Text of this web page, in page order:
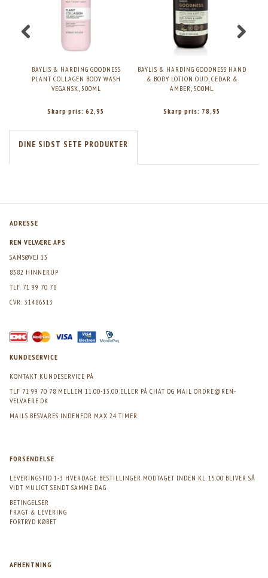
BAYLIS & HARDING GOODNESS
PLANT COLLAGEN BODY WASH
VEGANSK, 500ML
Skarp pris: 62,95
BAYLIS & HARDING GOODNESS HAND
& BODY LOTION OUD, CEDAR &
AMBER, 500ML.
Skarp pris: 78,95
DINE SIDST SETE PRODUKTER
ADRESSE
REN VELVÆRE APS
SAMSØVEJ 13
8382 HINNERUP
TLF. 71 99 70 78
CVR: 31486513
KUNDESERVICE
KONTAKT KUNDESERVICE PÅ
TLF 71 99 70 78 MELLEM 11.00-13.00 ELLER PÅ CHAT OG MAIL ORDRE@REN-
VELVAERE.DK
MAILS BESVARES INDENFOR MAX 24 TIMER
FORSENDELSE
LEVERINGSTID 1-3 HVERDAGE. BESTILLINGER MODTAGET INDEN KL. 15.00 BLIVER SÅ
VIDT MULIGT SENDT SAMME DAG
BETINGELSER
FRAGT & LEVERING
FORTRYD KØBET
AFHENTNING